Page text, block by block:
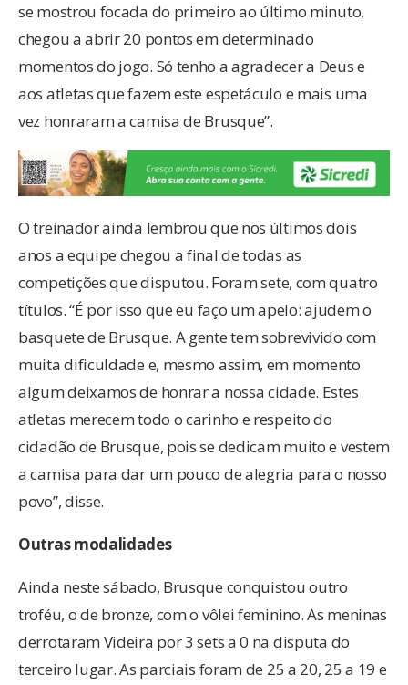
se mostrou focada do primeiro ao último minuto,
chegou a abrir 20 pontos em determinado
momentos do jogo. Só tenho a agradecer a Deus e
aos atletas que fazem este espetáculo e mais uma
vez honraram a camisa de Brusque”.
O treinador ainda lembrou que nos últimos dois
anos a equipe chegou a final de todas as
competições que disputou. Foram sete, com quatro
títulos. “É por isso que eu faço um apelo: ajudem o
basquete de Brusque. A gente tem sobrevivido com
muita dificuldade e, mesmo assim, em momento
algum deixamos de honrar a nossa cidade. Estes
atletas merecem todo o carinho e respeito do
cidadão de Brusque, pois se dedicam muito e vestem
a camisa para dar um pouco de alegria para o nosso
povo”, disse.
Outras modalidades
Ainda neste sábado, Brusque conquistou outro
troféu, o de bronze, com o vôlei feminino. As meninas
derrotaram Videira por 3 sets a 0 na disputa do
terceiro lugar. As parciais foram de 25 a 20, 25 a 19 e